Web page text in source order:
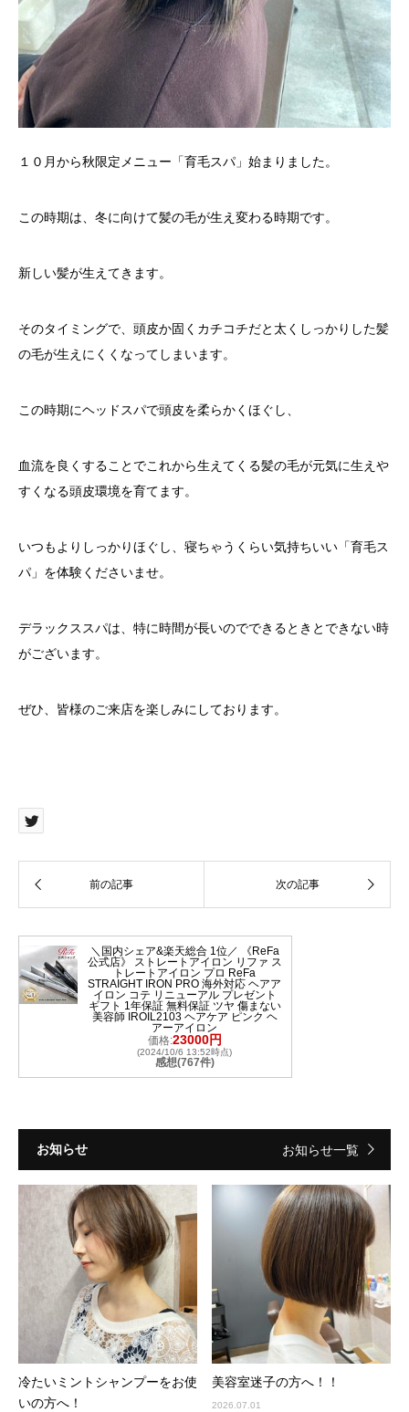
１０月から秋限定メニュー「育毛スパ」始まりました。
この時期は、冬に向けて髪の毛が生え変わる時期です。
新しい髪が生えてきます。
そのタイミングで、頭皮か固くカチコチだと太くしっかりした髪
の毛が生えにくくなってしまいます。
この時期にヘッドスパで頭皮を柔らかくほぐし、
血流を良くすることでこれから生えてくる髪の毛が元気に生えや
すくなる頭皮環境を育てます。
いつもよりしっかりほぐし、寝ちゃうくらい気持ちいい「育毛ス
パ」を体験くださいませ。
デラックススパは、特に時間が長いのでできるときとできない時
がございます。
ぜひ、皆様のご来店を楽しみにしております。
＼国内シェア&楽天総合 1位／ 《ReFa
公式店》 ストレートアイロン リファ ス
トレートアイロン プロ ReFa
STRAIGHT IRON PRO 海外対応 ヘアア
イロン コテ リニューアル プレゼント
ギフト 1年保証 無料保証 ツヤ 傷まない
美容師 IROIL2103 ヘアケア ピンク ヘ
アーアイロン
価格:23000円
(2024/10/6 13:52時点)
感想(767件)
お知らせ お知らせ一覧
冷たいミントシャンプーをお使
いの方へ！
美容室迷子の方へ！！
2026.07.01